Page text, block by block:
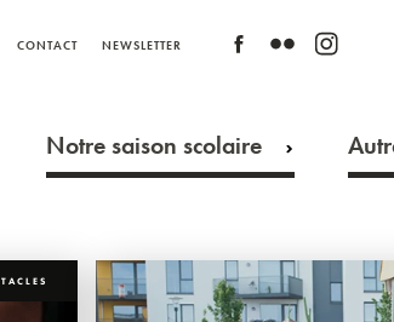
CONTACT NEWSLETTER
Notre saison scolaire